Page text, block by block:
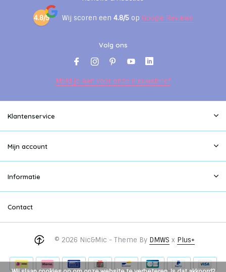
4.8/5 Wij scoren een 4.8/5 op Google Reviews
Volg ons
Meld je aan voor onze nieuwsbrief
Klantenservice
Mijn account
Informatie
Contact
© 2026 Nic&Mic - Theme By DMWS x Plus+